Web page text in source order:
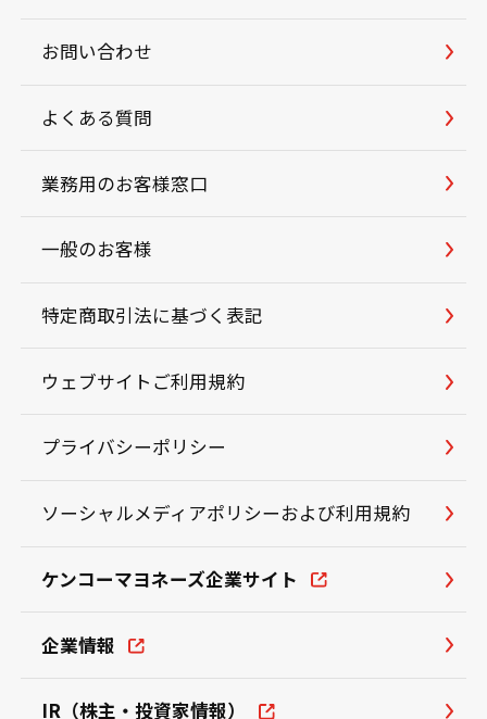
お問い合わせ
よくある質問
業務用のお客様窓口
一般のお客様
特定商取引法に基づく表記
ウェブサイトご利用規約
プライバシーポリシー
ソーシャルメディアポリシーおよび利用規約
ケンコーマヨネーズ企業サイト
企業情報
IR（株主・投資家情報）